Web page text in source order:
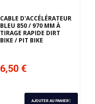
CABLE D'ACCÉLÉRATEUR
BLEU 850 / 970 MM À
TIRAGE RAPIDE DIRT
BIKE / PIT BIKE
6,50 €
AJOUTER AU PANIER